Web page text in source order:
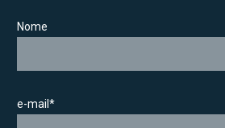
Nome
e-mail*